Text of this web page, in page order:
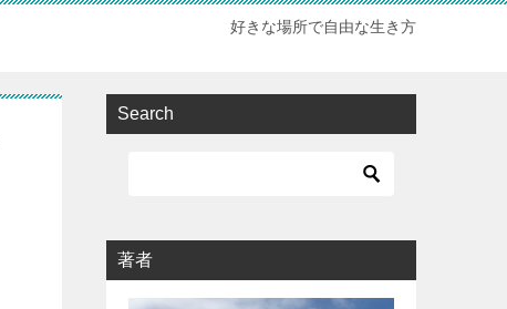
好きな場所で自由な生き方
Search
著者